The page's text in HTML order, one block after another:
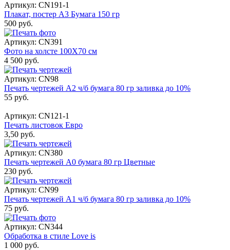
Артикул: CN191-1
Плакат, постер А3 Бумага 150 гр
500 руб.
Артикул: CN391
Фото на холсте 100Х70 см
4 500 руб.
Артикул: CN98
Печать чертежей А2 ч/б бумага 80 гр заливка до 10%
55 руб.
Артикул: CN121-1
Печать листовок Евро
3,50 руб.
Артикул: CN380
Печать чертежей А0 бумага 80 гр Цветные
230 руб.
Артикул: CN99
Печать чертежей А1 ч/б бумага 80 гр заливка до 10%
75 руб.
Артикул: CN344
Обработка в стиле Love is
1 000 руб.